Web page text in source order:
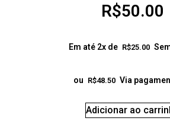
R$50.00
Em até 2x de R$25.00
ou R$48.50 Via
Adicionar ao